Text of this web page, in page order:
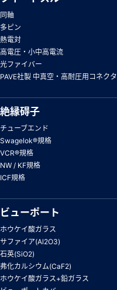
同軸
多ピン
熱電対
高電圧・小中高電流
光ファイバー
PAVE社製 中真空・高耐圧用コネクタ
絶縁碍子
チューブエンド
Swagelok®規格
VCR®規格
NW / KF規格
ICF規格
ビューポート
ホウケイ酸ガラス
サファイア(Al2O3)
石英(SiO2)
弗化カルシウム(CaF2)
ホウケイ酸ガラス+鉛ガラス